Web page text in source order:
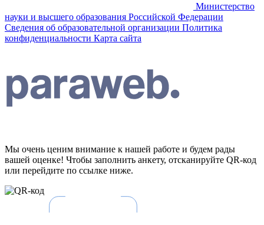
Министерство
науки и высшего образования Российской Федерации
Сведения об образовательной организации Политика
конфиденциальности Карта сайта
Мы очень ценим внимание к нашей работе и будем рады
вашей оценке! Чтобы заполнить анкету, отсканируйте QR-код
или перейдите по ссылке ниже.